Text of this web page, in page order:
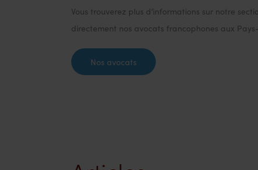
Vous trouverez plus d’informations sur notre
directement nos avocats francophones aux
Nos avocats